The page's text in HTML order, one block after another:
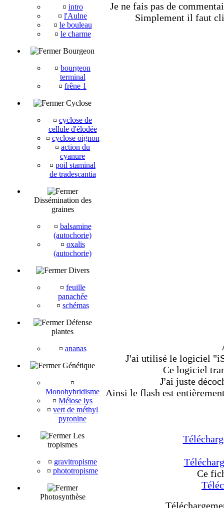
¤ intro
¤ l'Aulne
¤ le bouleau
¤ le charme
Bourgeon
¤ bourgeon
terminal
¤ frêne 1
Cyclose
¤ cyclose de
cellule d'élodée
¤ cyclose oignon
¤ action du
cyanure
¤ poil staminal
de tradescantia
Dissémination des
graines
¤ balsamine
(autochorie)
¤ oxalis
(autochorie)
Divers
¤ feuille
panachée
¤ schémas
Défense
plantes
¤ ananas
Génétique
¤
Monohybridisme
¤ Méiose lys
¤ vert de méthyl
pyronine
Les
tropismes
¤ gravitropisme
¤ phototropisme
Photosynthèse
Je ne fais pas de
Simplement il faut
J'ai utilisé le logiciel
Ce logiciel
J'ai juste
Ainsi le flash est
Ce